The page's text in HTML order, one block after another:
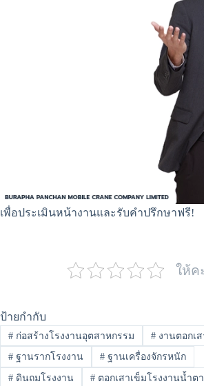
เพื่อประเมินหน้างานและรับคำปรึกษาฟรี!
ให้ค
ป้ายกำกับ
#ก่อสร้างโรงงานอุตสาหกรรม #งานตอกเส
#ฐานรากโรงงาน #ฐานเครื่องจักรหนัก
#ดินถมโรงงาน #ตอกเสาเข็มโรงงานน้ำต